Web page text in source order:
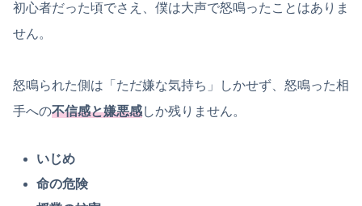
初心者だった頃でさえ、僕は大声で怒鳴ったことはありま
せん。
怒鳴られた側は「ただ嫌な気持ち」しかせず、怒鳴った相
手への不信感と嫌悪感しか残りません。
いじめ
命の危険